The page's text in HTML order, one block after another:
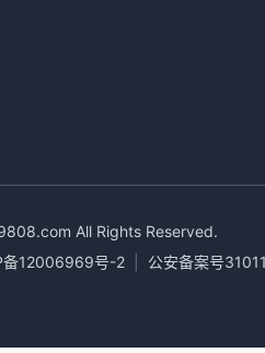
All Rights Reserved.
备12006969号-2
公安备案号